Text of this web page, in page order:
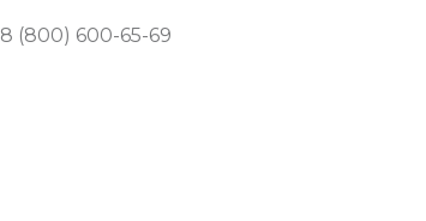
8 (800) 600-65-69